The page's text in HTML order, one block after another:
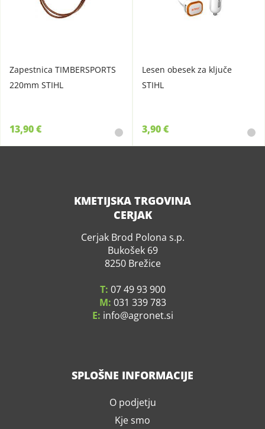
Zapestnica TIMBERSPORTS
220mm STIHL
13,90 €
Lesen obesek za ključe
STIHL
3,90 €
KMETIJSKA TRGOVINA
CERJAK
Cerjak Brod Polona s.p.
Bukošek 69
8250 Brežice
T: 07 49 93 900
M: 031 339 783
E: info agronet.si
SPLOŠNE INFORMACIJE
O podjetju
Kje smo